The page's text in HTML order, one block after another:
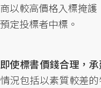
商以較高價格入標掩
預定投標者中標。
即使標書價錢合理，
情況包括以素質較差